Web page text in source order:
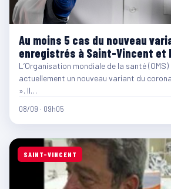
Au moins 5 cas du nouveau
enregistrés à Saint-Vincent et
L’Organisation mondiale de la santé
actuellement un nouveau variant du
». Il…
08/09 · 09h05
SAINT-VINCENT